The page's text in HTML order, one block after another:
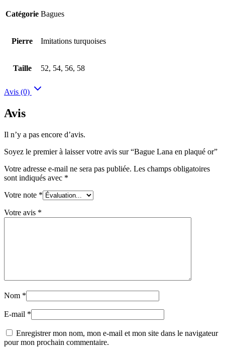
Catégorie Bagues
Pierre Imitations turquoises
Taille 52, 54, 56, 58
Avis (0)
Avis
Il n’y a pas encore d’avis.
Soyez le premier à laisser votre avis sur “Bague Lana en plaqué or”
Votre adresse e-mail ne sera pas publiée. Les champs obligatoires
sont indiqués avec *
Votre note *
Votre avis *
Nom *
E-mail *
Enregistrer mon nom, mon e-mail et mon site dans le navigateur
pour mon prochain commentaire.